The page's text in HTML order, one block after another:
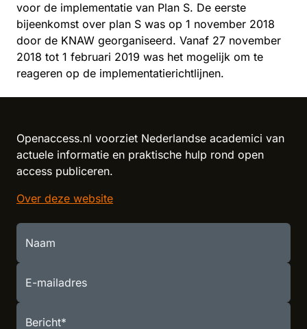
voor de implementatie van Plan S. De eerste
bijeenkomst over plan S was op 1 november 2018
door de KNAW georganiseerd. Vanaf 27 november
2018 tot 1 februari 2019 was het mogelijk om te
reageren op de implementatierichtlijnen.
Openaccess.nl voorziet Nederlandse academici van
actuele informatie en praktische hulp rond open
access publiceren.
Over deze website
Naam
E-mailadres
Bericht